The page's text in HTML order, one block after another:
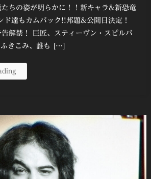
ちの姿が明らかに！！新キャラ&新恐竜
ド達もカムバック!!邦題&公開日決定！
解禁！ 巨匠、スティーヴン・スピルバ
ふきこみ、誰も […]